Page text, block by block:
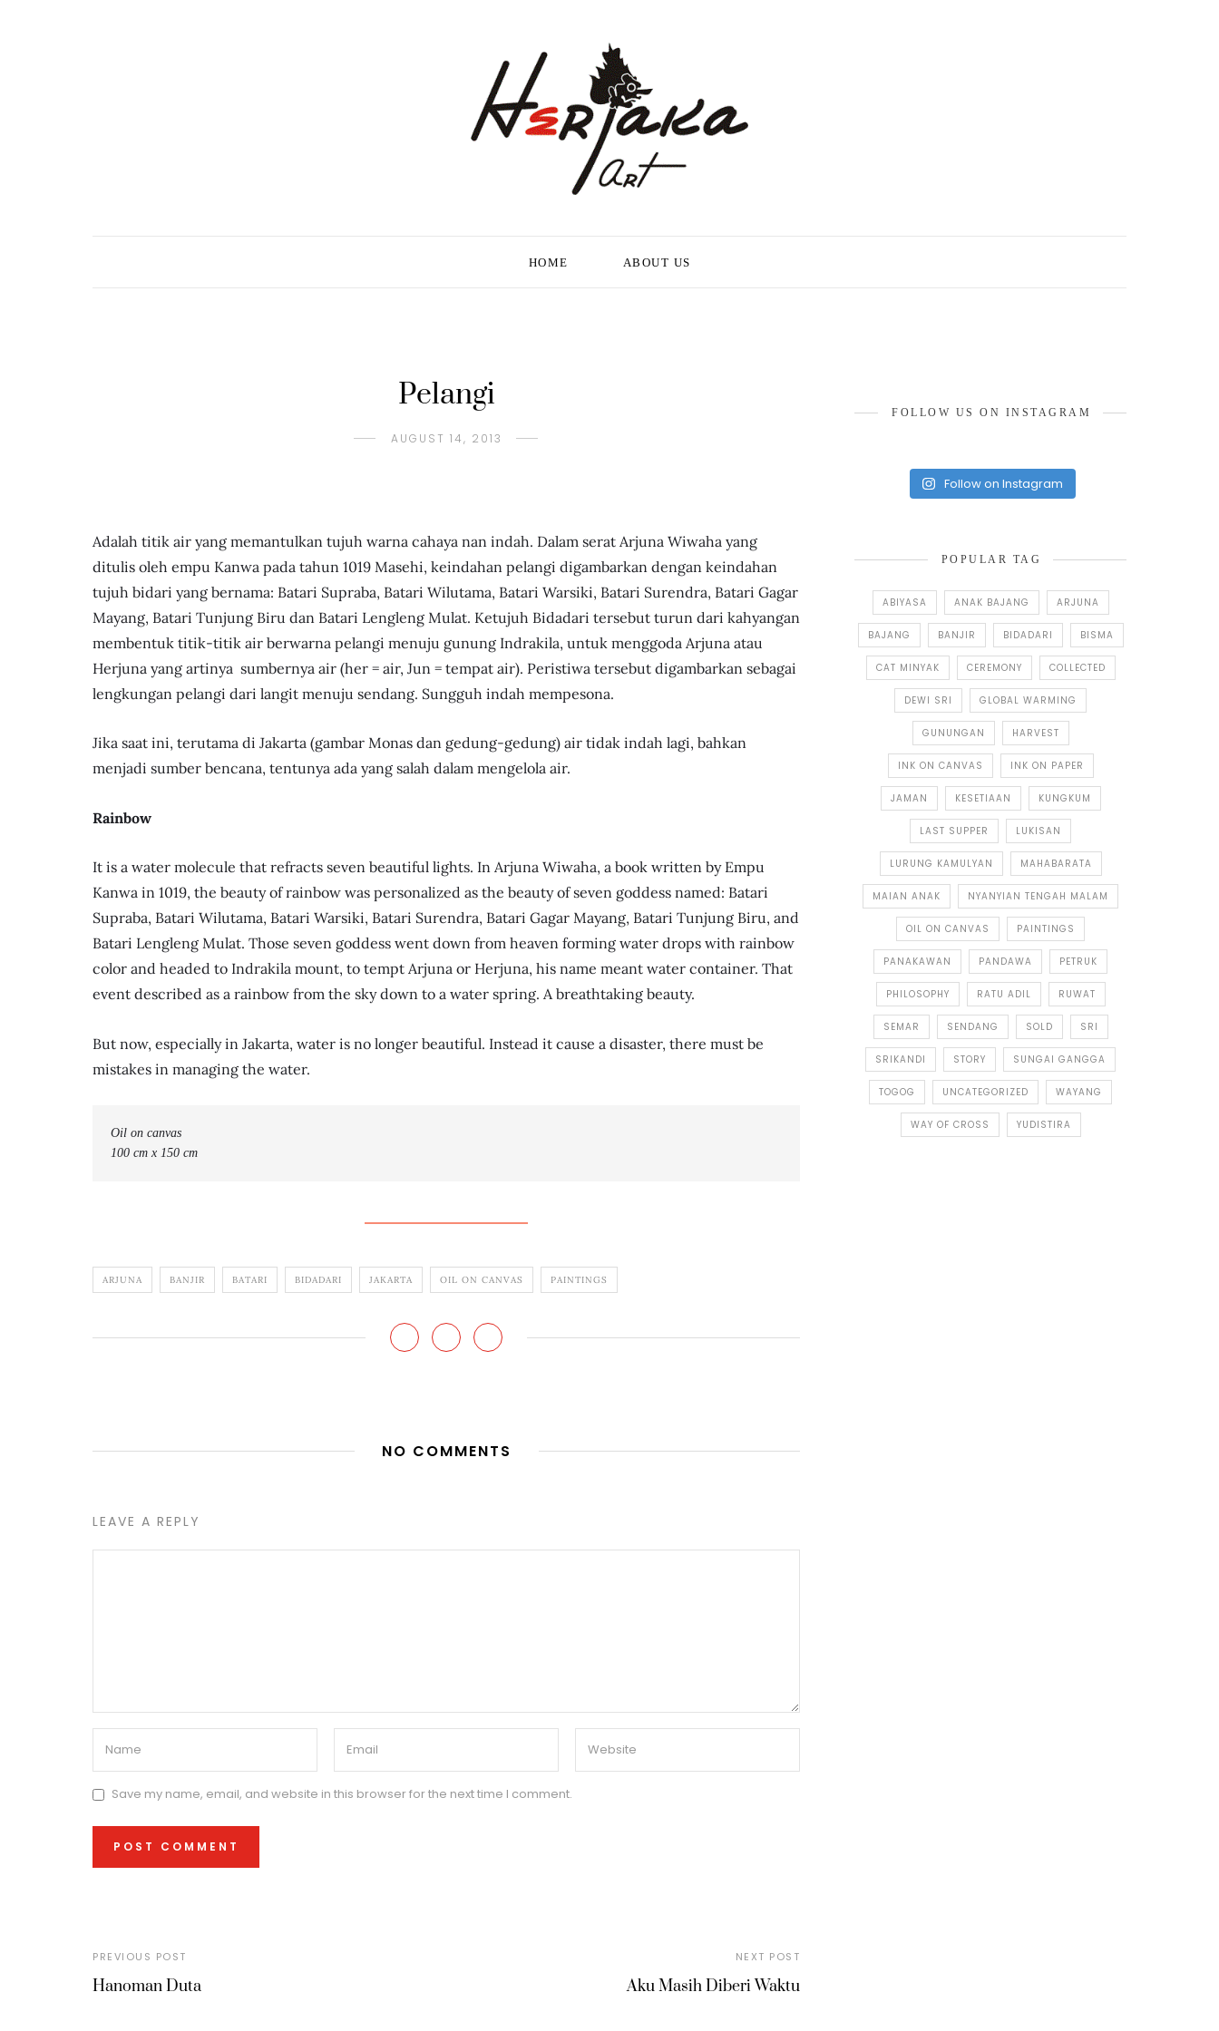
HOME ABOUT US
Pelangi
AUGUST 14, 2013
Adalah titik air yang memantulkan tujuh warna cahaya nan indah. Dalam serat Arjuna Wiwaha yang
ditulis oleh empu Kanwa pada tahun 1019 Masehi, keindahan pelangi digambarkan dengan keindahan
tujuh bidari yang bernama: Batari Supraba, Batari Wilutama, Batari Warsiki, Batari Surendra, Batari Gagar
Mayang, Batari Tunjung Biru dan Batari Lengleng Mulat. Ketujuh Bidadari tersebut turun dari kahyangan
membentuk titik-titik air berwarna pelangi menuju gunung Indrakila, untuk menggoda Arjuna atau
Herjuna yang artinya sumbernya air (her = air, Jun = tempat air). Peristiwa tersebut digambarkan sebagai
lengkungan pelangi dari langit menuju sendang. Sungguh indah mempesona.
Jika saat ini, terutama di Jakarta (gambar Monas dan gedung-gedung) air tidak indah lagi, bahkan
menjadi sumber bencana, tentunya ada yang salah dalam mengelola air.
Rainbow
It is a water molecule that refracts seven beautiful lights. In Arjuna Wiwaha, a book written by Empu
Kanwa in 1019, the beauty of rainbow was personalized as the beauty of seven goddess named: Batari
Supraba, Batari Wilutama, Batari Warsiki, Batari Surendra, Batari Gagar Mayang, Batari Tunjung Biru, and
Batari Lengleng Mulat. Those seven goddess went down from heaven forming water drops with rainbow
color and headed to Indrakila mount, to tempt Arjuna or Herjuna, his name meant water container. That
event described as a rainbow from the sky down to a water spring. A breathtaking beauty.
But now, especially in Jakarta, water is no longer beautiful. Instead it cause a disaster, there must be
mistakes in managing the water.
Oil on canvas
100 cm x 150 cm
ARJUNA BANJIR BATARI BIDADARI JAKARTA OIL ON CANVAS PAINTINGS
NO COMMENTS
LEAVE A REPLY
Save my name, email, and website in this browser for the next time I comment.
PREVIOUS POST
Hanoman Duta
NEXT POST
Aku Masih Diberi Waktu
FOLLOW US ON INSTAGRAM
Follow on Instagram
POPULAR TAG
ABIYASA ANAK BAJANG ARJUNA
BAJANG BANJIR BIDADARI BISMA
CAT MINYAK CEREMONY COLLECTED
DEWI SRI GLOBAL WARMING
GUNUNGAN HARVEST
INK ON CANVAS INK ON PAPER
JAMAN KESETIAAN KUNGKUM
LAST SUPPER LUKISAN
LURUNG KAMULYAN MAHABARATA
MAIAN ANAK NYANYIAN TENGAH MALAM
OIL ON CANVAS PAINTINGS
PANAKAWAN PANDAWA PETRUK
PHILOSOPHY RATU ADIL RUWAT
SEMAR SENDANG SOLD SRI
SRIKANDI STORY SUNGAI GANGGA
TOGOG UNCATEGORIZED WAYANG
WAY OF CROSS YUDISTIRA